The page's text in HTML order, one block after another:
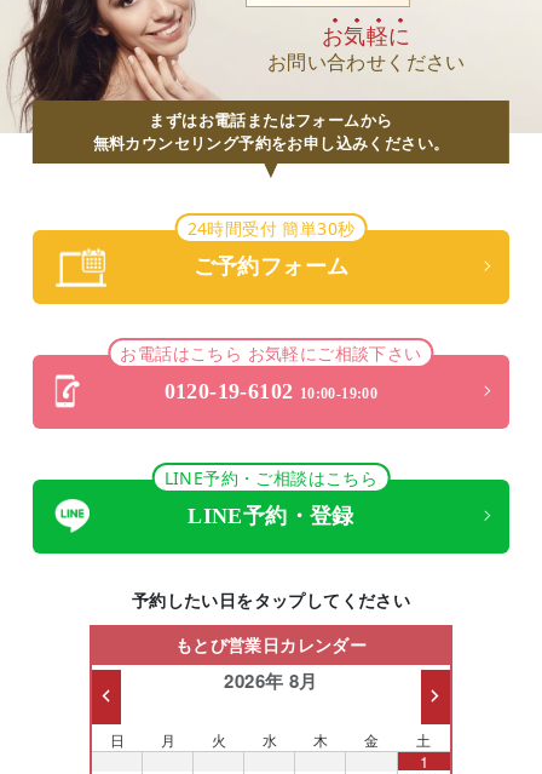
お気軽に
お問い合わせください
まずはお電話またはフォームから
無料カウンセリング予約をお申し込みください。
24時間受付 簡単30秒
ご予約フォーム
お電話はこちら お気軽にご相談下さい
0120-19-6102 10:00-19:00
LINE予約・ご相談はこちら
LINE予約・登録
予約したい日をタップしてください
もとび営業日カレンダー
2026年 8月
日 月 火 水 木 金 土
1